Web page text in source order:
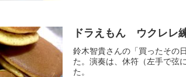
ドラえもん ウクレレ
鈴木智貴さんの「買ったその
た。演奏は、休符（左手で弦
た。